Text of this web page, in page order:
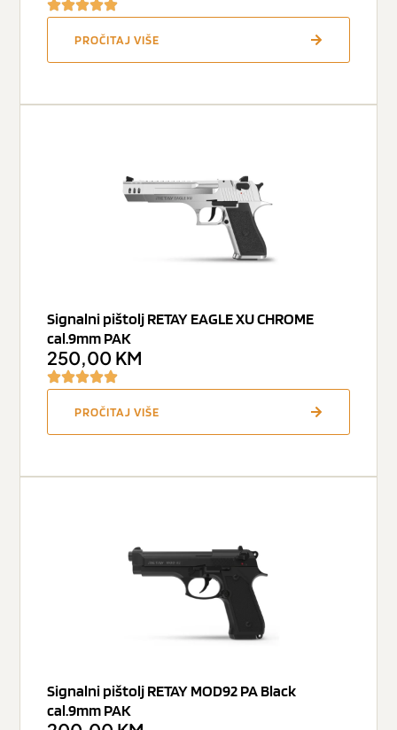
PROČITAJ VIŠE
Signalni pištolj RETAY EAGLE XU CHROME
cal.9mm PAK
250,00 KM
PROČITAJ VIŠE
Signalni pištolj RETAY MOD92 PA Black
cal.9mm PAK